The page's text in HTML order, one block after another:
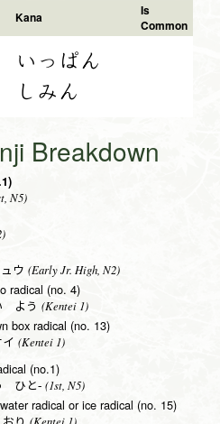
Kana
Is
Common
いっぱん
しみん
Breakdown
N5)
ウ (Early Jr. High, N2)
radical (no. 4)
よう (Kentei 1)
box radical (no. 13)
(Kentei 1)
(no.1)
ひと- (1st, N5)
radical or ice radical (no. 15)
(Kentei 1)